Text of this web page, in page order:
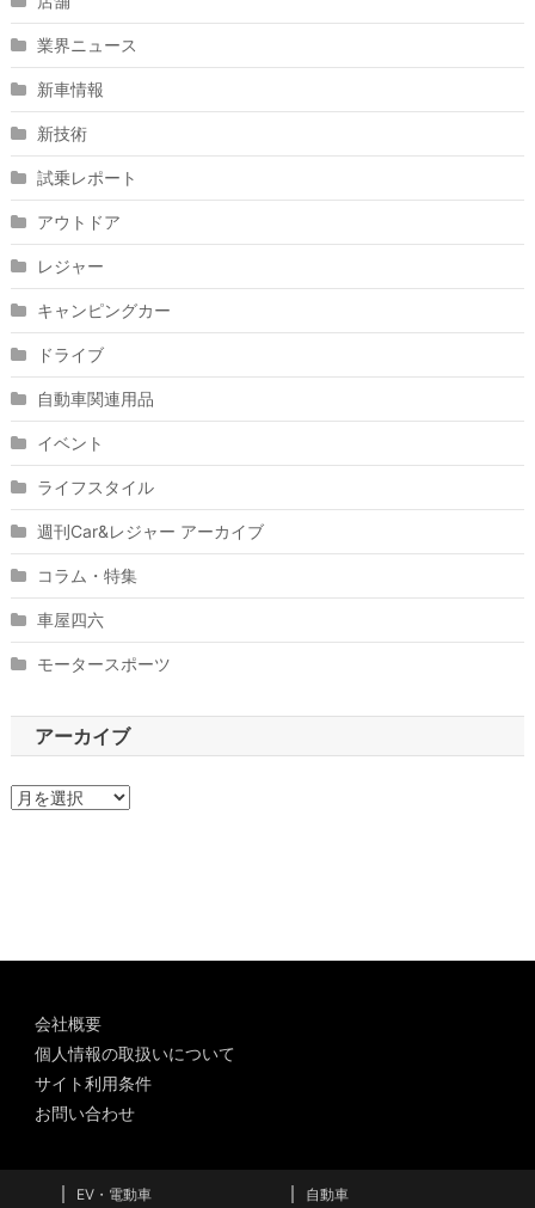
業界ニュース
新車情報
新技術
試乗レポート
アウトドア
レジャー
キャンピングカー
ドライブ
自動車関連用品
イベント
ライフスタイル
週刊Car&レジャー アーカイブ
コラム・特集
車屋四六
モータースポーツ
アーカイブ
ア
会社概要
個人情報の取扱いについて
サイト利用条件
お問い合わせ
EV・電動車 自動車